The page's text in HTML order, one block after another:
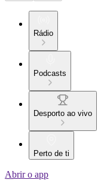
Rádio
Podcasts
Desporto ao vivo
Perto de ti
Abrir o app